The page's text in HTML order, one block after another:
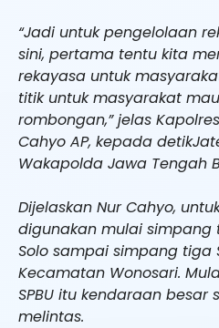
“Jadi untuk pengelolaan
sini, pertama tentu kita
rekayasa untuk
titik untuk masyarakat
rombongan,” jelas
Cahyo AP, kepada
Wakapolda Jawa Tengah
Dijelaskan Nur Cahyo,
digunakan mulai simpang
Solo sampai simpang tiga
Kecamatan Wonosari.
SPBU itu kendaraan besar
melintas.